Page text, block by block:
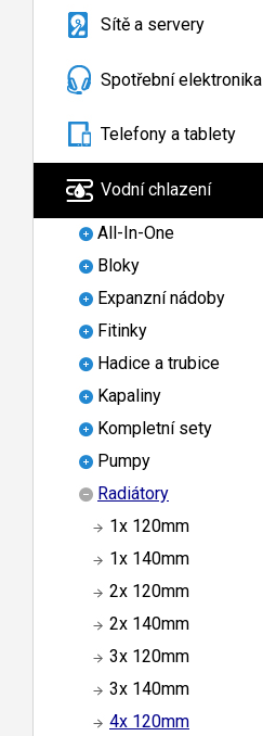
Sítě a servery
Spotřební elektronika
Telefony a tablety
Vodní chlazení
All-In-One
Bloky
Expanzní nádoby
Fitinky
Hadice a trubice
Kapaliny
Kompletní sety
Pumpy
Radiátory
1x 120mm
1x 140mm
2x 120mm
2x 140mm
3x 120mm
3x 140mm
4x 120mm